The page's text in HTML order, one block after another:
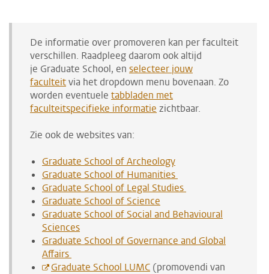
De informatie over promoveren kan per faculteit
verschillen. Raadpleeg daarom ook altijd
je Graduate School, en selecteer jouw
faculteitvia het dropdown menu bovenaan. Zo
worden eventuele tabbladen met
faculteitspecifieke informatie zichtbaar.
Zie ook de websites van:
Graduate School of Archeology
Graduate School of Humanities
Graduate School of Legal Studies
Graduate School of Science
Graduate School of Social and Behavioural
Sciences
Graduate School of Governance and Global
Affairs
Graduate School LUMC (promovendi van